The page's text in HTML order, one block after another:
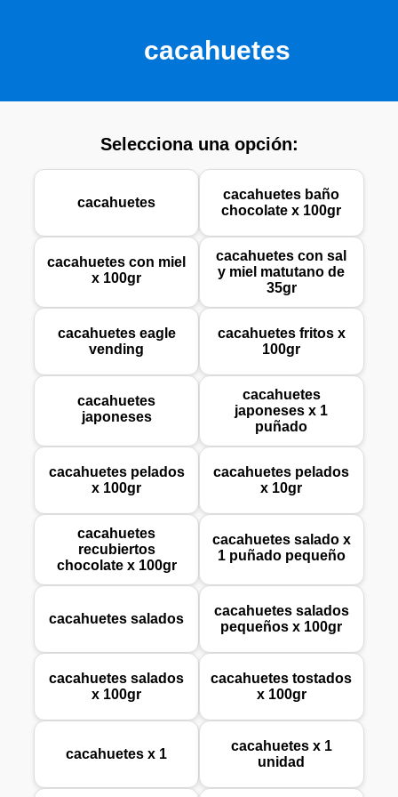
cacahuetes
Selecciona una opción:
cacahuetes
cacahuetes baño
chocolate x 100gr
cacahuetes con miel
x 100gr
cacahuetes con sal
y miel matutano de
35gr
cacahuetes eagle
vending
cacahuetes fritos x
100gr
cacahuetes
japoneses
cacahuetes
japoneses x 1
puñado
cacahuetes pelados
x 100gr
cacahuetes pelados
x 10gr
cacahuetes
recubiertos
chocolate x 100gr
cacahuetes salado x
1 puñado pequeño
cacahuetes salados
cacahuetes salados
pequeños x 100gr
cacahuetes salados
x 100gr
cacahuetes tostados
x 100gr
cacahuetes x 1
cacahuetes x 1
unidad